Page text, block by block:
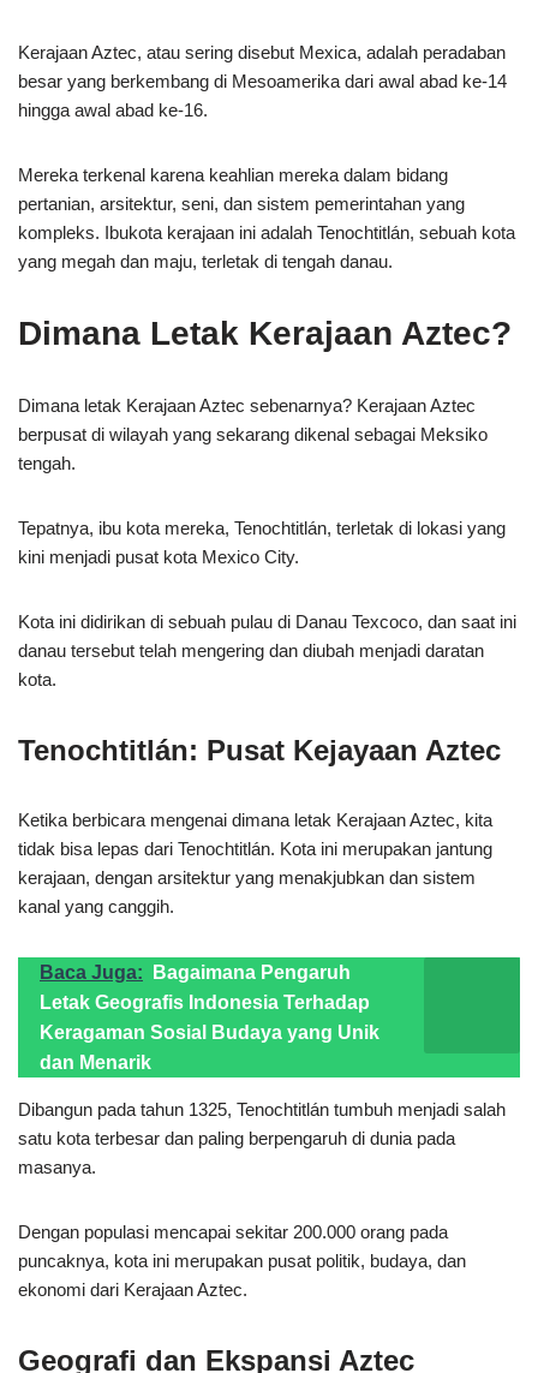
Kerajaan Aztec, atau sering disebut Mexica, adalah peradaban
besar yang berkembang di Mesoamerika dari awal abad ke-14
hingga awal abad ke-16.
Mereka terkenal karena keahlian mereka dalam bidang
pertanian, arsitektur, seni, dan sistem pemerintahan yang
kompleks. Ibukota kerajaan ini adalah Tenochtitlán, sebuah kota
yang megah dan maju, terletak di tengah danau.
Dimana Letak Kerajaan Aztec?
Dimana letak Kerajaan Aztec sebenarnya? Kerajaan Aztec
berpusat di wilayah yang sekarang dikenal sebagai Meksiko
tengah.
Tepatnya, ibu kota mereka, Tenochtitlán, terletak di lokasi yang
kini menjadi pusat kota Mexico City.
Kota ini didirikan di sebuah pulau di Danau Texcoco, dan saat ini
danau tersebut telah mengering dan diubah menjadi daratan
kota.
Tenochtitlán: Pusat Kejayaan Aztec
Ketika berbicara mengenai dimana letak Kerajaan Aztec, kita
tidak bisa lepas dari Tenochtitlán. Kota ini merupakan jantung
kerajaan, dengan arsitektur yang menakjubkan dan sistem
kanal yang canggih.
Baca Juga:
Bagaimana Pengaruh
Letak Geografis Indonesia Terhadap
Keragaman Sosial Budaya yang Unik
dan Menarik
Dibangun pada tahun 1325, Tenochtitlán tumbuh menjadi salah
satu kota terbesar dan paling berpengaruh di dunia pada
masanya.
Dengan populasi mencapai sekitar 200.000 orang pada
puncaknya, kota ini merupakan pusat politik, budaya, dan
ekonomi dari Kerajaan Aztec.
Geografi dan Ekspansi Aztec